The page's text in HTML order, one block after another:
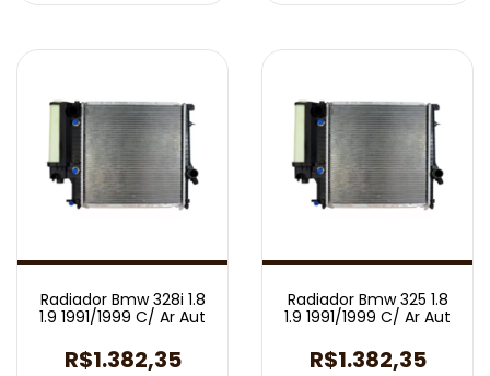
Radiador Bmw 328i 1.8
1.9 1991/1999 C/ Ar Aut
R$1.382,35
Radiador Bmw 325 1.8
1.9 1991/1999 C/ Ar Aut
R$1.382,35